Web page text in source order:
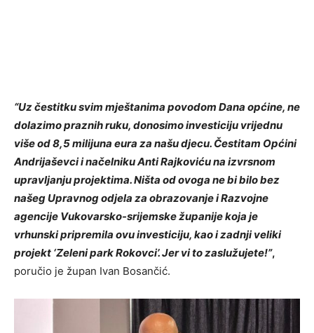
“Uz čestitku svim mještanima povodom Dana općine, ne
dolazimo praznih ruku, donosimo investiciju vrijednu
više od 8,5 milijuna eura za našu djecu. Čestitam Općini
Andrijaševci i načelniku Anti Rajkoviću na izvrsnom
upravljanju projektima. Ništa od ovoga ne bi bilo bez
našeg Upravnog odjela za obrazovanje i Razvojne
agencije Vukovarsko-srijemske županije koja je
vrhunski pripremila ovu investiciju, kao i zadnji veliki
projekt ‘Zeleni park Rokovci’. Jer vi to zaslužujete!”,
poručio je župan Ivan Bosančić.